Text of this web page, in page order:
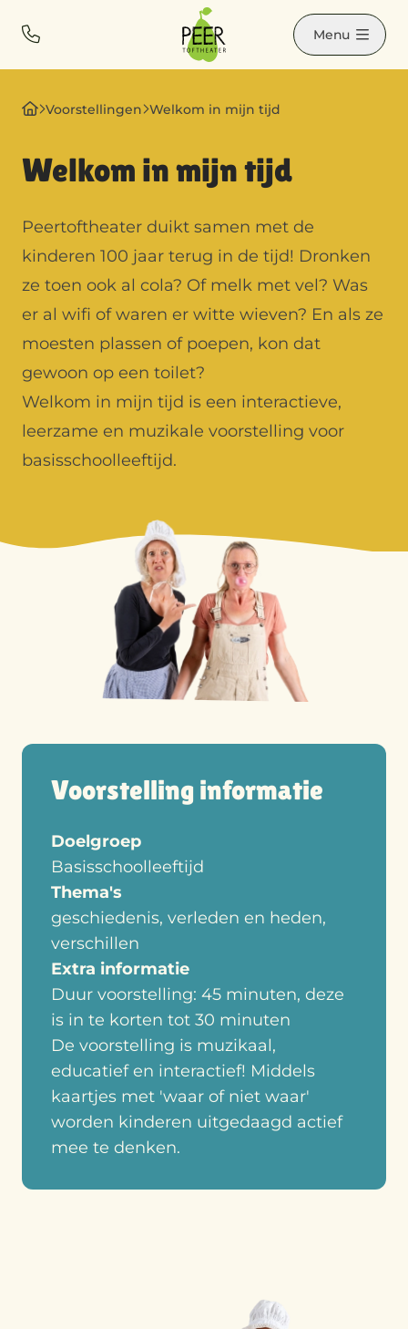
Bel ons Menu
Voorstellingen Welkom in mijn tijd
Welkom in mijn tijd
Peertoftheater duikt samen met de
kinderen 100 jaar terug in de tijd! Dronken
ze toen ook al cola? Of melk met vel? Was
er al wifi of waren er witte wieven? En als ze
moesten plassen of poepen, kon dat
gewoon op een toilet?
Welkom in mijn tijd is een interactieve,
leerzame en muzikale voorstelling voor
basisschoolleeftijd.
Voorstelling informatie
Doelgroep
Basisschoolleeftijd
Thema's
geschiedenis, verleden en heden,
verschillen
Extra informatie
Duur voorstelling: 45 minuten, deze
is in te korten tot 30 minuten
De voorstelling is muzikaal,
educatief en interactief! Middels
kaartjes met 'waar of niet waar'
worden kinderen uitgedaagd actief
mee te denken.